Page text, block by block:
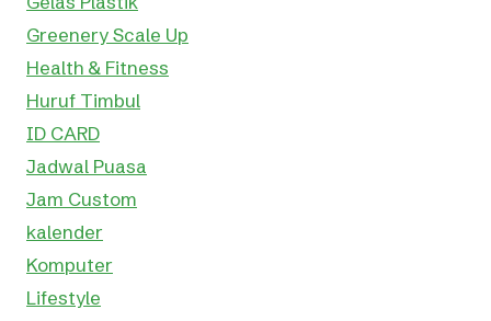
Greenery Scale Up
Health & Fitness
Huruf Timbul
ID CARD
Jadwal Puasa
Jam Custom
kalender
Komputer
Lifestyle